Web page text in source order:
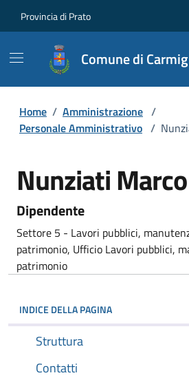
Provincia di Prato
Comune di
Home / Amministrazione /
Personale Amministrativo /
Nunziati Marco
Dipendente
Settore 5 - Lavori pubblici,
patrimonio, Ufficio Lavori pubblici,
patrimonio
INDICE DELLA PAGINA
Struttura
Contatti